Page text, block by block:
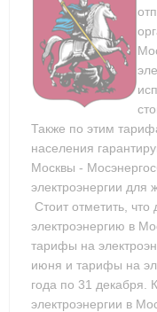
Также по этим
населения
Москвы -
электроэнергии для
Стоит отметить,
электроэнергию в
тарифы на
июня и тарифы на
года по 31 декабря.
электроэнергии в